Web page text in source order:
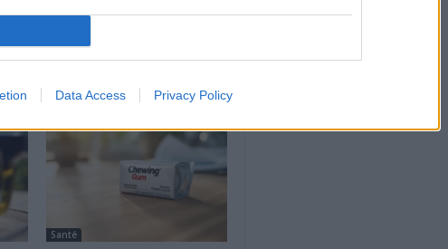
Data Access Privacy Policy
Santé